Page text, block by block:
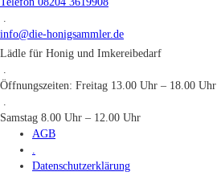
info@die-honigsammler.de
Lädle für Honig und Imkereibedarf
.
Öffnungszeiten: Freitag 13.00 Uhr – 18.00 Uhr
.
Samstag 8.00 Uhr – 12.00 Uhr
AGB
.
Datenschutzerklärung